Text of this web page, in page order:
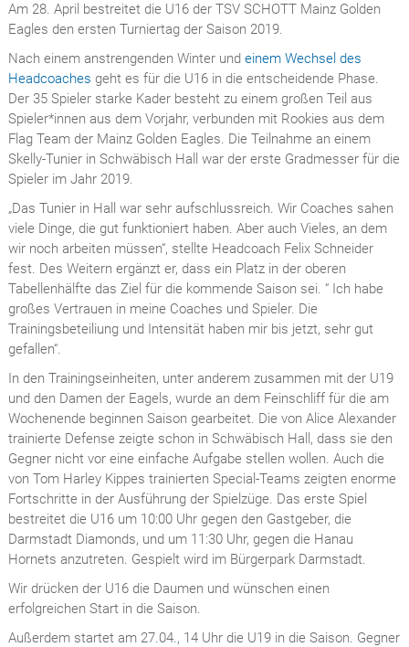
Am 28. April bestreitet die U16 der TSV SCHOTT Mainz Golden
Eagles den ersten Turniertag der Saison 2019.
Nach einem anstrengenden Winter und einem Wechsel des
Headcoaches geht es für die U16 in die entscheidende Phase.
Der 35 Spieler starke Kader besteht zu einem großen Teil aus
Spieler*innen aus dem Vorjahr, verbunden mit Rookies aus dem
Flag Team der Mainz Golden Eagles. Die Teilnahme an einem
Skelly-Tunier in Schwäbisch Hall war der erste Gradmesser für die
Spieler im Jahr 2019.
„Das Tunier in Hall war sehr aufschlussreich. Wir Coaches sahen
viele Dinge, die gut funktioniert haben. Aber auch Vieles, an dem
wir noch arbeiten müssen“, stellte Headcoach Felix Schneider
fest. Des Weitern ergänzt er, dass ein Platz in der oberen
Tabellenhälfte das Ziel für die kommende Saison sei. “ Ich habe
großes Vertrauen in meine Coaches und Spieler. Die
Trainingsbeteiliung und Intensität haben mir bis jetzt, sehr gut
gefallen“.
In den Trainingseinheiten, unter anderem zusammen mit der U19
und den Damen der Eagels, wurde an dem Feinschliff für die am
Wochenende beginnen Saison gearbeitet. Die von Alice Alexander
trainierte Defense zeigte schon in Schwäbisch Hall, dass sie den
Gegner nicht vor eine einfache Aufgabe stellen wollen. Auch die
von Tom Harley Kippes trainierten Special-Teams zeigten enorme
Fortschritte in der Ausführung der Spielzüge. Das erste Spiel
bestreitet die U16 um 10:00 Uhr gegen den Gastgeber, die
Darmstadt Diamonds, und um 11:30 Uhr, gegen die Hanau
Hornets anzutreten. Gespielt wird im Bürgerpark Darmstadt.
Wir drücken der U16 die Daumen und wünschen einen
erfolgreichen Start in die Saison.
Außerdem startet am 27.04., 14 Uhr die U19 in die Saison. Gegner